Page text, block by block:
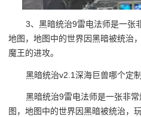
3、黑暗统治9雷电法师是一张
地图，地图中的世界因黑暗被统治
魔王的进攻。
黑暗统治v2.1深海巨兽哪个定
黑暗统治9雷电法师是一张非
图，地图中的世界因黑暗被统治，